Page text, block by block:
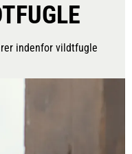
indenfor vildtfugle